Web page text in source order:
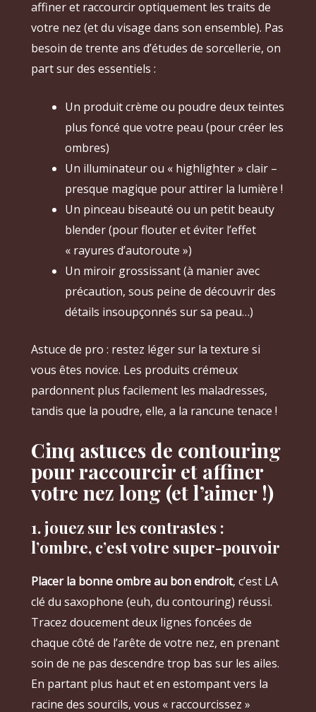
affiner et raccourcir optiquement les traits de
votre nez (et du visage dans son ensemble). Pas
besoin de trente ans d’études de sorcellerie, on
part sur des essentiels :
Un produit crème ou poudre deux teintes
plus foncé que votre peau (pour créer les
ombres)
Un illuminateur ou « highlighter » clair –
presque magique pour attirer la lumière !
Un pinceau biseauté ou un petit beauty
blender (pour flouter et éviter l’effet
« rayures d’autoroute »)
Un miroir grossissant (à manier avec
précaution, sous peine de découvrir des
détails insoupçonnés sur sa peau…)
Astuce de pro : restez léger sur la texture si
vous êtes novice. Les produits crémeux
pardonnent plus facilement les maladresses,
tandis que la poudre, elle, a la rancune tenace !
Cinq astuces de contouring
pour raccourcir et affiner
votre nez long (et l’aimer !)
1. jouez sur les contrastes :
l’ombre, c’est votre super-pouvoir
Placer la bonne ombre au bon endroit, c’est LA
clé du saxophone (euh, du contouring) réussi.
Tracez doucement deux lignes foncées de
chaque côté de l’arête de votre nez, en prenant
soin de ne pas descendre trop bas sur les ailes.
En partant plus haut et en estompant vers la
racine des sourcils, vous « raccourcissez »